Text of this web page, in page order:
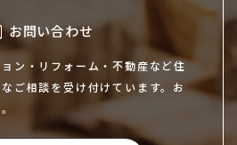
お問い合わせ
ン・リフォーム・不動産など住
ご相談を受け付けています。お